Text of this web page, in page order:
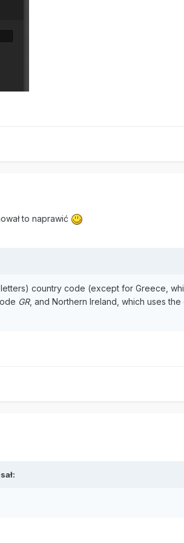
to naprawić
letters) country code (except for Greece,
GR, and Northern Ireland, which uses